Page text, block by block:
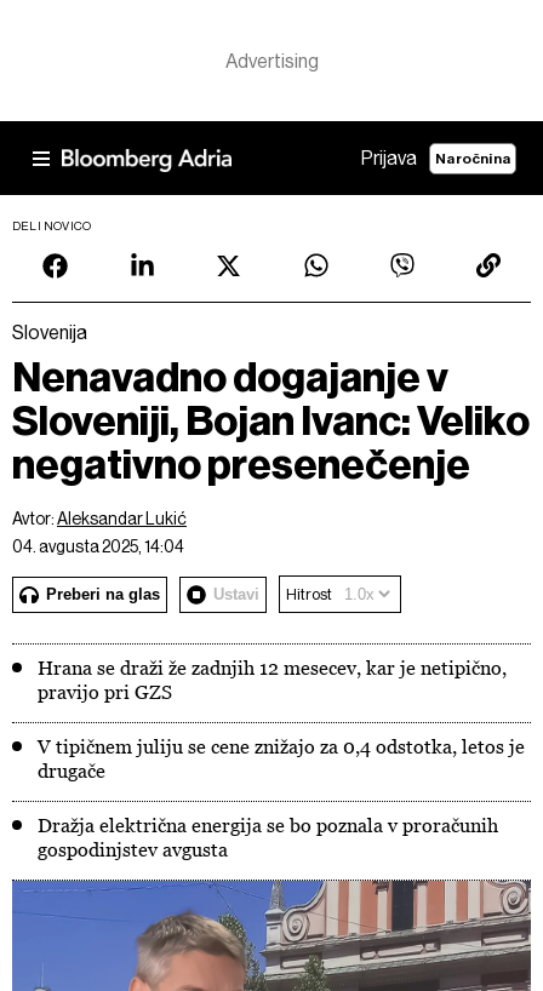
Prijava Naročnina
DELI NOVICO
Slovenija
Nenavadno dogajanje v
Sloveniji, Bojan Ivanc: Veliko
negativno presenečenje
Avtor:Aleksandar Lukić
04. avgusta 2025, 14:04
Preberi na glas Ustavi Hitrost
Hrana se draži že zadnjih 12 mesecev, kar je netipično,
pravijo pri GZS
V tipičnem juliju se cene znižajo za 0,4 odstotka, letos je
drugače
Dražja električna energija se bo poznala v proračunih
gospodinjstev avgusta